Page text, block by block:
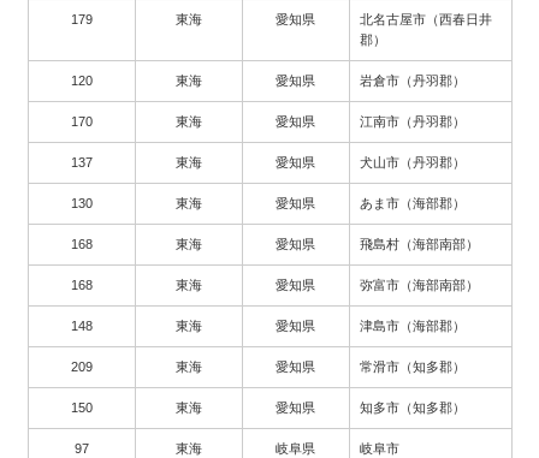
179 東海 愛知県
北名古屋市（西春日井
郡）
120 東海 愛知県 岩倉市（丹羽郡）
170 東海 愛知県 江南市（丹羽郡）
137 東海 愛知県 犬山市（丹羽郡）
130 東海 愛知県 あま市（海部郡）
168 東海 愛知県 飛島村（海部南部）
168 東海 愛知県 弥富市（海部南部）
148 東海 愛知県 津島市（海部郡）
209 東海 愛知県 常滑市（知多郡）
150 東海 愛知県 知多市（知多郡）
97 東海 岐阜県 岐阜市